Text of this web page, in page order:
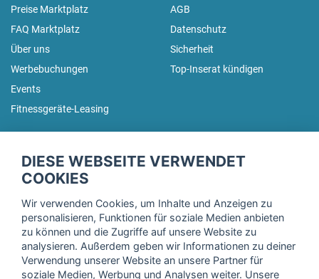
Preise Marktplatz
FAQ Marktplatz
Über uns
Werbebuchungen
Events
Fitnessgeräte-Leasing
AGB
Datenschutz
Sicherheit
Top-Inserat kündigen
Trage dich hier für unseren Newsletter ein und erhalte regelmäßig
Ich stimme der Verarbeitung meiner Daten, wie in der
Einwilligungserklärungder fitnessmarkt.de services GmbH
DIESE WEBSEITE VERWENDET
COOKIES
Wir verwenden Cookies, um Inhalte und Anzeigen zu
personalisieren, Funktionen für soziale Medien anbieten
zu können und die Zugriffe auf unsere Website zu
analysieren. Außerdem geben wir Informationen zu deiner
Verwendung unserer Website an unsere Partner für
soziale Medien, Werbung und Analysen weiter. Unsere